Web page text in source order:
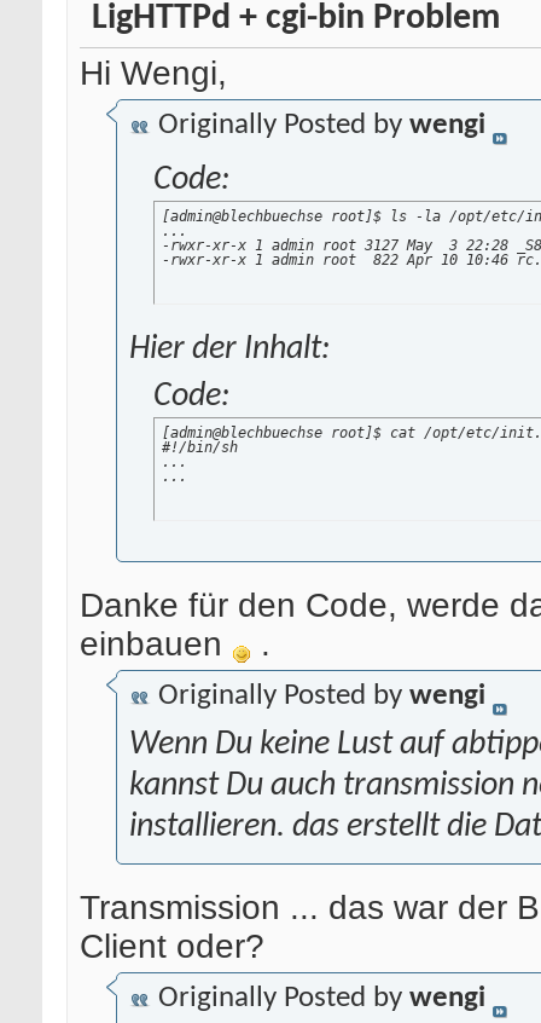
LigHTTPd + cgi-bin Problem
Hi Wengi,
Originally Posted by wengi
Code:
[admin@blechbuechse root]$ ls -la /opt/
...
-rwxr-xr-x 1 admin root 3127 May  3 22:28
-rwxr-xr-x 1 admin root  822 Apr 10 10:46
Hier der Inhalt:
Code:
[admin@blechbuechse root]$ cat /opt/etc/
#!/bin/sh
...
...
Danke für den Code, werde
einbauen
.
Originally Posted by wengi
Wenn Du keine Lust auf
kannst Du auch transmission
installieren. das erstellt die
Transmission ... das war der
Client oder?
Originally Posted by wengi